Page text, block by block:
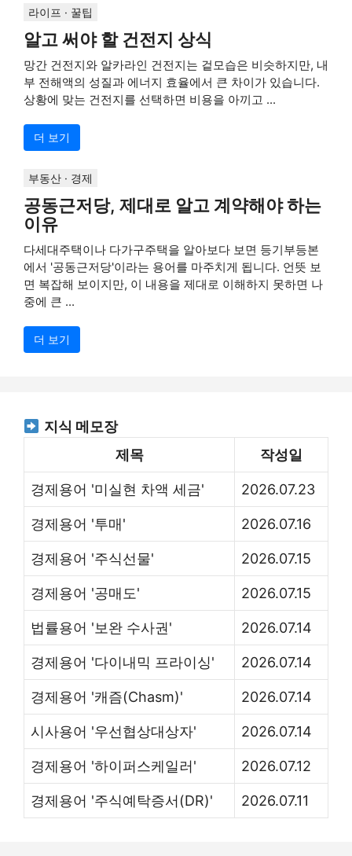
라이프 · 꿀팁
알고 써야 할 건전지 상식
망간 건전지와 알카라인 건전지는 겉모습은 비슷하지만, 내
부 전해액의 성질과 에너지 효율에서 큰 차이가 있습니다.
상황에 맞는 건전지를 선택하면 비용을 아끼고 ...
더 보기
부동산 · 경제
공동근저당, 제대로 알고 계약해야 하는
이유
다세대주택이나 다가구주택을 알아보다 보면 등기부등본
에서 '공동근저당'이라는 용어를 마주치게 됩니다. 언뜻 보
면 복잡해 보이지만, 이 내용을 제대로 이해하지 못하면 나
중에 큰 ...
더 보기
지식 메모장
제목
작성일
경제용어 '미실현 차액 세금' 2026.07.23
경제용어 '투매' 2026.07.16
경제용어 '주식선물' 2026.07.15
경제용어 '공매도' 2026.07.15
법률용어 '보완 수사권' 2026.07.14
경제용어 '다이내믹 프라이싱' 2026.07.14
경제용어 '캐즘(Chasm)' 2026.07.14
시사용어 '우선협상대상자' 2026.07.14
경제용어 '하이퍼스케일러' 2026.07.12
경제용어 '주식예탁증서(DR)' 2026.07.11